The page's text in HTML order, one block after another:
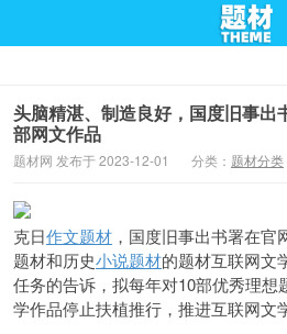
头脑精湛、制造良好，国度旧事出
部网文作品
题材网 发布于 2023-12-01 分类： 题材分类
克日作文题材 ，国度旧事出书署在官
题材和历史小说题材的题材互联网文
任务的告诉，拟每年对10部优秀理想
学作品停止扶植推行，推进互联网文